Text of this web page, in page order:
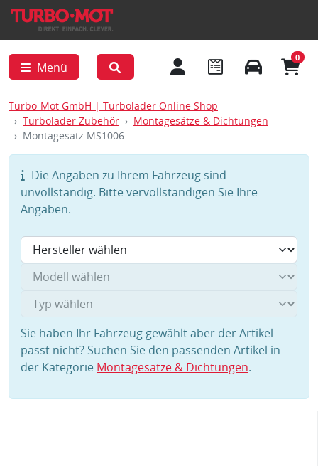
Menü
0
Turbo-Mot GmbH | Turbolader Online Shop
Turbolader Zubehör
Montagesätze & Dichtungen
Montagesatz MS1006
Die Angaben zu Ihrem Fahrzeug sind
unvollständig. Bitte vervollständigen Sie Ihre
Angaben.
Sie haben Ihr Fahrzeug gewählt aber der Artikel
passt nicht? Suchen Sie den passenden Artikel in
der Kategorie Montagesätze & Dichtungen.